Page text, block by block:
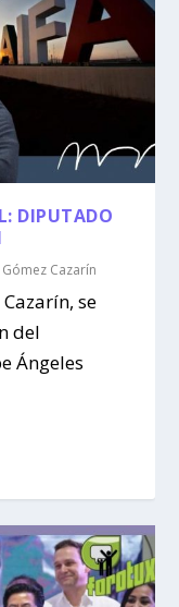
DIPUTADO
Gómez Cazarín
se
del
Ángeles